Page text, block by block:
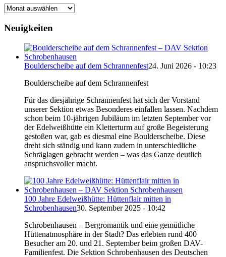
Archiv
Neuigkeiten
Boulderscheibe auf dem Schrannenfest24. Juni 2026 - 10:23
Boulderscheibe auf dem Schrannenfest
Für das diesjährige Schrannenfest hat sich der Vorstand
unserer Sektion etwas Besonderes einfallen lassen. Nachdem
schon beim 10-jährigen Jubiläum im letzten September vor
der Edelweißhütte ein Kletterturm auf große Begeisterung
gestoßen war, gab es diesmal eine Boulderscheibe. Diese
dreht sich ständig und kann zudem in unterschiedliche
Schräglagen gebracht werden – was das Ganze deutlich
anspruchsvoller macht.
100 Jahre Edelweißhütte: Hüttenflair mitten in
Schrobenhausen30. September 2025 - 10:42
Schrobenhausen – Bergromantik und eine gemütliche
Hüttenatmosphäre in der Stadt? Das erlebten rund 400
Besucher am 20. und 21. September beim großen DAV-
Familienfest. Die Sektion Schrobenhausen des Deutschen